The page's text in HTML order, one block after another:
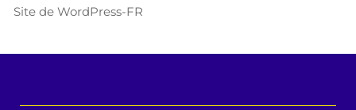
Site de WordPress-FR